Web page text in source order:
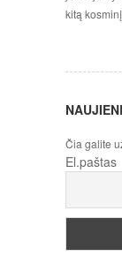
kitą
Čia galite
El.paštas